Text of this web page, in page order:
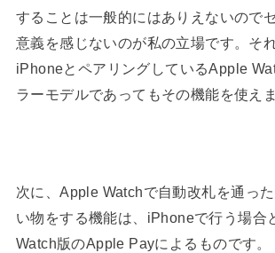
することは一般的にはありえないので
意義を感じないのが私の立場です。そ
iPhoneとペアリングしているApple
ラーモデルであってもその機能を使え
次に、Apple Watchで自動改札を通っ
い物をする機能は、iPhoneで行う場合
Watch版のApple Payによるものです。